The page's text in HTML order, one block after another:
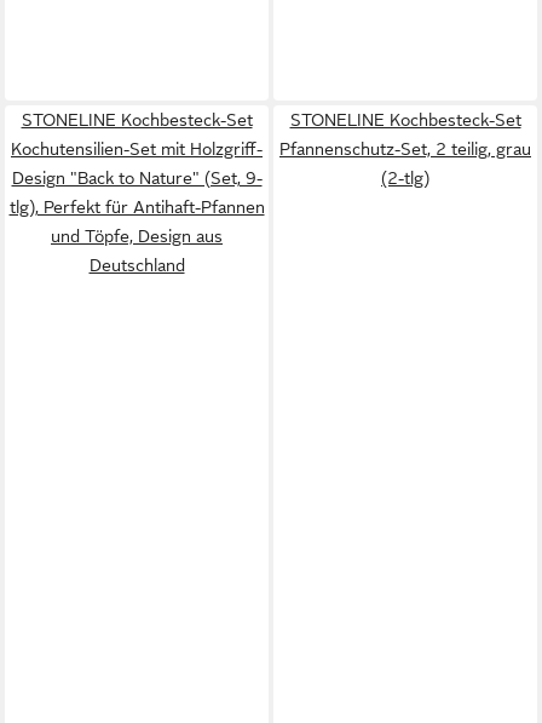
STONELINE Kochbesteck-Set
Kochutensilien-Set mit Holzgriff-
Design "Back to Nature" (Set, 9-
tlg), Perfekt für Antihaft-Pfannen
und Töpfe, Design aus
Deutschland
STONELINE Kochbesteck-Set
Pfannenschutz-Set, 2 teilig, grau
(2-tlg)